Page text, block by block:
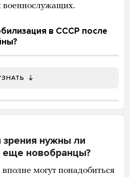
в СССР после
зрения нужны ли
еще новобранцы?
могут понадобиться